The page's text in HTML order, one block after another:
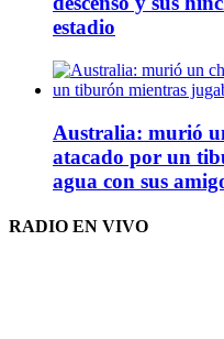
estadio
Australia: murió
atacado por un
agua con sus
RADIO EN VIVO